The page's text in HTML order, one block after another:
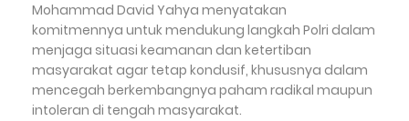
Mohammad David Yahya menyatakan
komitmennya untuk mendukung langkah Polri dalam
menjaga situasi keamanan dan ketertiban
masyarakat agar tetap kondusif, khususnya dalam
mencegah berkembangnya paham radikal maupun
intoleran di tengah masyarakat.